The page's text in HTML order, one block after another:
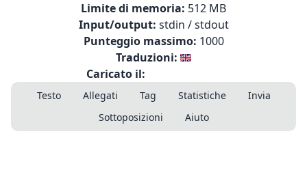
Limite di memoria: 512 MB
Input/output: stdin / stdout
Punteggio massimo: 1000
Traduzioni:
Caricato il:
Testo Allegati Tag Statistiche
Invia
Sottoposizioni
Aiuto